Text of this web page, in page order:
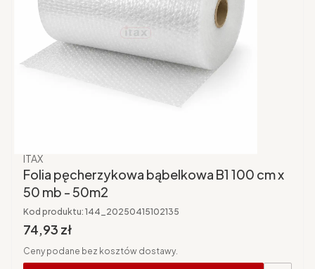
Producent
ITAX
Folia pęcherzykowa bąbelkowa B1 100 cm x
50 mb - 50m2
Kod produktu: 144_20250415102135
Cena brutto
74,93 zł
Ceny podane bez kosztów dostawy.